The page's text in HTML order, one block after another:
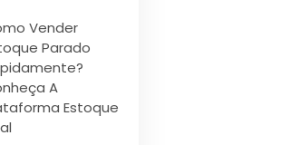
Vender
Parado
A
Estoque